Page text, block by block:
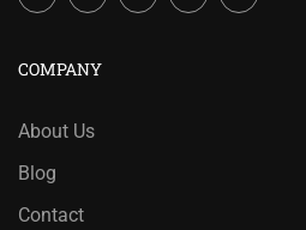
COMPANY
About Us
Blog
Contact